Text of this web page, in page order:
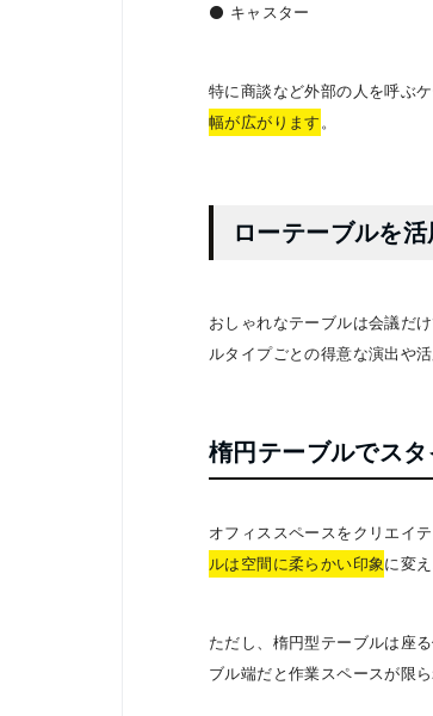
⚫️ キャスター
特に商談など外部の人を呼ぶケ
幅が広がります 。
ローテーブルを
おしゃれなテーブルは会議だ
ルタイプごとの得意な演出や
楕円テーブルでス
オフィススペースをクリエイ
ルは空間に柔らかい印象 に変
ただし、楕円型テーブルは座
ブル端だと作業スペースが限